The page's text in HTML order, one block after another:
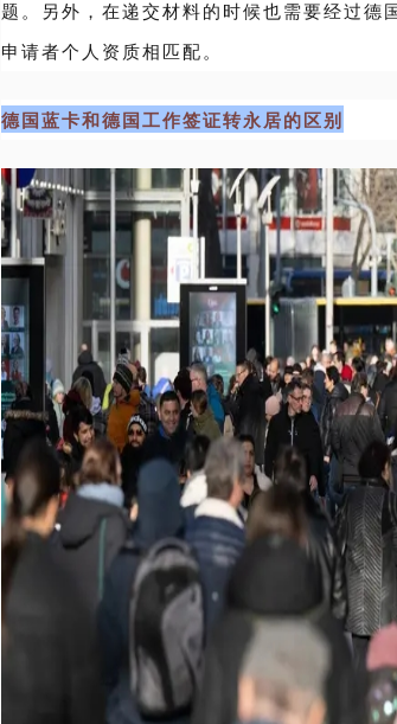
题。另外，在递交材料的时候也需要经过德
申请者个人资质相匹配。
德国蓝卡和德国工作签证转永居的区别